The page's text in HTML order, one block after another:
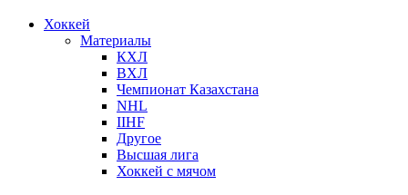
Хоккей
Материалы
КХЛ
ВХЛ
Чемпионат Казахстана
NHL
IIHF
Другое
Высшая лига
Хоккей с мячом